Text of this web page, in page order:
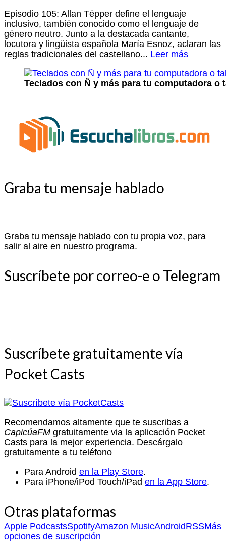
Episodio 105: Allan Tépper define el lenguaje
inclusivo, también conocido como el lenguaje de
género neutro. Junto a la destacada cantante,
locutora y lingüista española María Esnoz, aclaran las
reglas tradicionales del castellano... Leer más
Teclados con Ñ y más para tu computadora o
Graba tu mensaje hablado
Graba tu mensaje hablado con tu propia voz, para
salir al aire en nuestro programa.
Suscríbete por correo-e o Telegram
Suscríbete gratuitamente vía
Pocket Casts
Recomendamos altamente que te suscribas a
CapicúaFM gratuitamente via la aplicación Pocket
Casts para la mejor experiencia. Descárgalo
gratuitamente a tu teléfono
Para Android en la Play Store.
Para iPhone/iPod Touch/iPad en la App Store.
Otras plataformas
Apple PodcastsSpotifyAmazon MusicAndroidRSSMás
opciones de suscripción